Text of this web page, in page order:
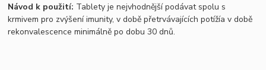
Návod k použití: Tablety je nejvhodnější podávat spolu s
krmivem pro zvýšení imunity, v době přetrvávajících potížía v době
rekonvalescence minimálně po dobu 30 dnů.